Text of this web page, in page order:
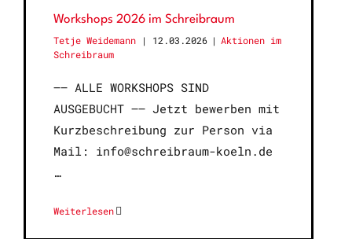
Workshops 2026 im Schreibraum
Tetje Weidemann
12.03.2026 | Aktionen im
Schreibraum
—– ALLE WORKSHOPS SIND
AUSGEBUCHT —– Jetzt bewerben mit
Kurzbeschreibung zur Person via
Mail: info@schreibraum-koeln.de
Weiterlesen